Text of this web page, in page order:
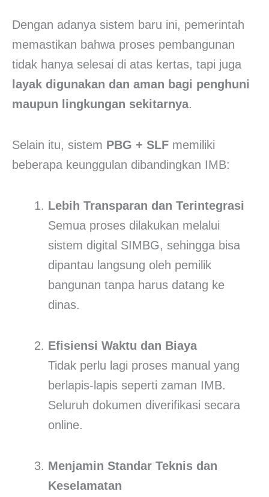
Dengan adanya sistem baru ini, pemerintah
memastikan bahwa proses pembangunan
tidak hanya selesai di atas kertas, tapi juga
layak digunakan dan aman bagi penghuni
maupun lingkungan sekitarnya.
Selain itu, sistem PBG + SLF memiliki
beberapa keunggulan dibandingkan IMB:
Lebih Transparan dan Terintegrasi
Semua proses dilakukan melalui
sistem digital SIMBG, sehingga bisa
dipantau langsung oleh pemilik
bangunan tanpa harus datang ke
dinas.
Efisiensi Waktu dan Biaya
Tidak perlu lagi proses manual yang
berlapis-lapis seperti zaman IMB.
Seluruh dokumen diverifikasi secara
online.
Menjamin Standar Teknis dan
Keselamatan